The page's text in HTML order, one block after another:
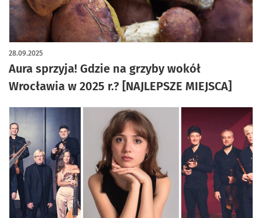
Aura sprzyja! Gdzie na grzyby wokół
Wrocławia w 2025 r.? [NAJLEPSZE MIEJSCA]
28.09.2025